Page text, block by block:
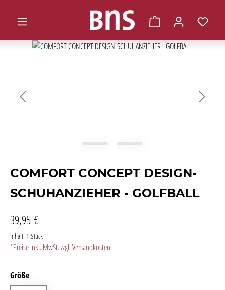
Warenkorb enthält
Bildergalerie überspringen
COMFORT CONCEPT DESIGN-
SCHUHANZIEHER - GOLFBALL
39,95 €
Inhalt: 1 Stück
*Preise inkl. MwSt. zzgl. Versandkosten
Größeauswählen